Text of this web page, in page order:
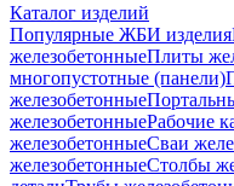
Каталог изделий
Популярные ЖБИ изделия
железобетонныеПлиты
многопустотные (панели)
железобетонные
железобетонныеРабочие
железобетонныеСваи
железобетонныеСтолбы